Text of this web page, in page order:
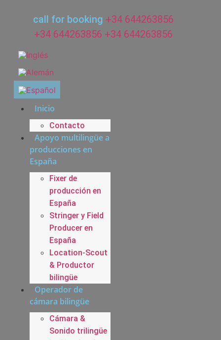
contenido
call for booking +34 644263856
+34 644263856 +34 644263856
Inicio
Contacto
Apoyo multilingüe a
producciones en
España
Fixer de
producción en
España
Stringer y Field
Producer en
España
Location-Scout
& Productor
bilingüe
Operador de
cámara bilingüe
Cámara &
Sonido trilingüe